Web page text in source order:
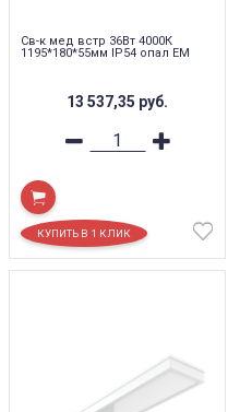
Св-к мед встр 36Вт 4000К
1195*180*55мм IP54 опал EM
13 537,35 руб.